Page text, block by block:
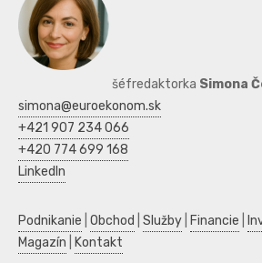
šéfredaktorka Simona
simona@euroekonom.sk
+421 907 234 066
+420 774 699 168
LinkedIn
Podnikanie Obchod Služby Financie
Magazín
Kontakt